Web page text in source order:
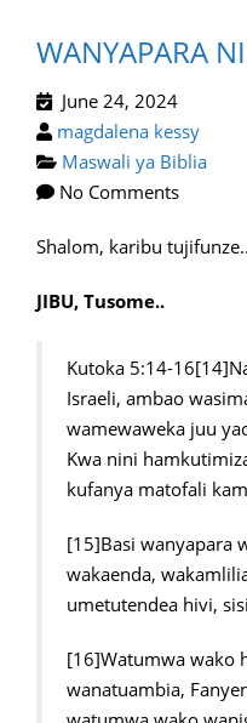
WANYAPARA
June 24, 2024
magdalena kessy
Maswali ya Biblia
No Comments
Shalom, karibu tujifunze..
JIBU, Tusome..
Kutoka 5:14-
Israeli, ambao
wamewaweka juu
Kwa nini
kufanya matofali
[15]Basi wanyapara
wakaenda,
umetutendea hivi,
[16]Watumwa wako
wanatuambia,